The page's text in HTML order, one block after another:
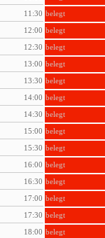
11:30 belegt
12:00 belegt
12:30 belegt
13:00 belegt
13:30 belegt
14:00 belegt
14:30 belegt
15:00 belegt
15:30 belegt
16:00 belegt
16:30 belegt
17:00 belegt
17:30 belegt
18:00 belegt